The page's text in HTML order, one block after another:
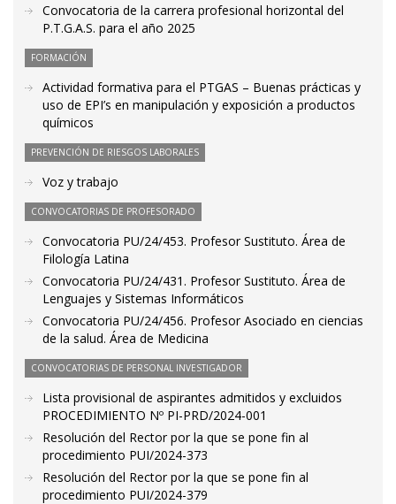
Convocatoria de la carrera profesional horizontal del
P.T.G.A.S. para el año 2025
FORMACIÓN
Actividad formativa para el PTGAS – Buenas prácticas y
uso de EPI’s en manipulación y exposición a productos
químicos
PREVENCIÓN DE RIESGOS LABORALES
Voz y trabajo
CONVOCATORIAS DE PROFESORADO
Convocatoria PU/24/453. Profesor Sustituto. Área de
Filología Latina
Convocatoria PU/24/431. Profesor Sustituto. Área de
Lenguajes y Sistemas Informáticos
Convocatoria PU/24/456. Profesor Asociado en ciencias
de la salud. Área de Medicina
CONVOCATORIAS DE PERSONAL INVESTIGADOR
Lista provisional de aspirantes admitidos y excluidos
PROCEDIMIENTO Nº PI-PRD/2024-001
Resolución del Rector por la que se pone fin al
procedimiento PUI/2024-373
Resolución del Rector por la que se pone fin al
procedimiento PUI/2024-379